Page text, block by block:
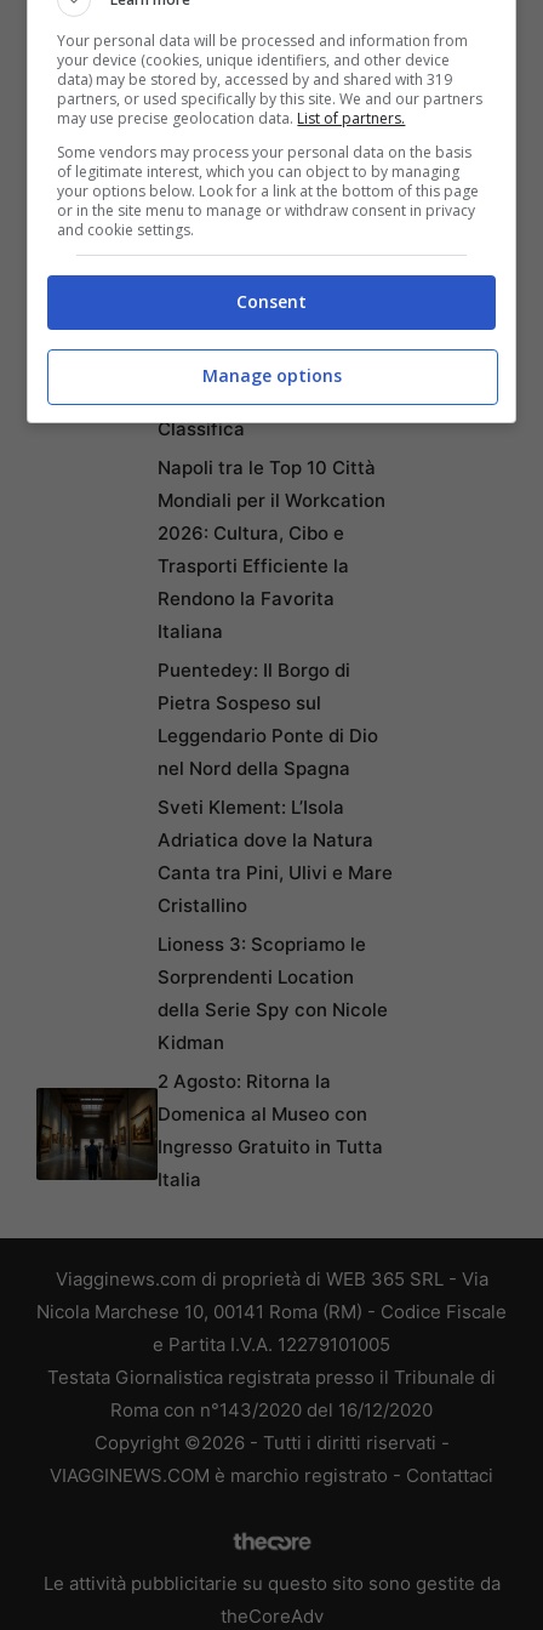
della Giudecca. I festeggiamenti si
concludono domenica con la messa
solenne tenuta dal Patriarca e laRegata
delle Gondole.
Articoli recentiRicominciare da Zero:
Ecco i 10 Paesi Migliori per
Trasferirsi e Lavorare da
Classifica
Napoli tra le Top 10 Città
Mondiali per il Workcation
2026: Cultura, Cibo e
Trasporti Efficiente la
Rendono la Favorita
Italiana
Puentedey: Il Borgo di
Pietra Sospeso sul
Leggendario Ponte di Dio
nel Nord della Spagna
Sveti Klement: L’Isola
Adriatica dove la Natura
Canta tra Pini, Ulivi e Mare
Cristallino
Lioness 3: Scopriamo le
Sorprendenti Location
della Serie Spy con Nicole
Kidman
2 Agosto: Ritorna la
Domenica al Museo con
Ingresso Gratuito in Tutta
Italia
Viagginews.com di proprietà di WEB 365 SRL - Via
Nicola Marchese 10, 00141 Roma (RM) - Codice Fiscale
e Partita I.V.A. 12279101005
Testata Giornalistica registrata presso il Tribunale di
Roma con n°143/2020 del 16/12/2020
Copyright ©2026 - Tutti i diritti riservati -
VIAGGINEWS.COM è marchio registrato - Contattaci
Le attività pubblicitarie su questo sito sono gestite da
theCoreAdv
Your personal data will be processed and information from
your device (cookies, unique identifiers, and other device
data) may be stored by, accessed by and shared with 319
partners, or used specifically by this site. We and our partners
may use precise geolocation data. List of partners.
Some vendors may process your personal data on the basis
of legitimate interest, which you can object to by managing
your options below. Look for a link at the bottom of this page
or in the site menu to manage or withdraw consent in privacy
and cookie settings.
Consent
Manage options